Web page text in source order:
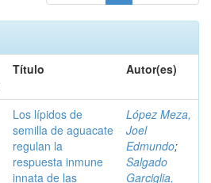
Título Autor(es)
Los lípidos de
semilla de aguacate
regulan la
respuesta inmune
innata de las
López Meza,
Joel
Edmundo;
Salgado
Garciglia,